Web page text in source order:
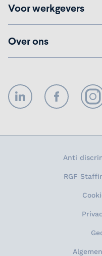
Voor werkgevers
Over ons
LinkedIn Facebook
Anti
RGF